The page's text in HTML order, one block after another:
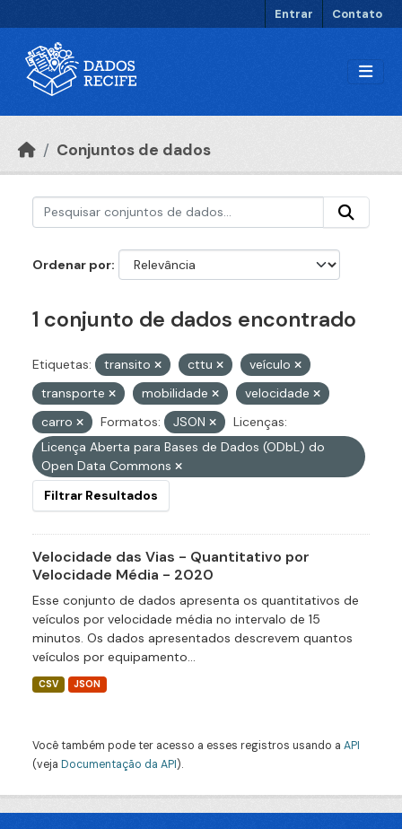
Entrar Contato
Conjuntos de dados
Ordenar por
1 conjunto de dados encontrado
Etiquetas: transito cttu
veículo
transporte
mobilidade
velocidade
carro
Formatos: JSON
Licenças:
Licença Aberta para Bases de Dados (ODbL) do
Open Data Commons
Filtrar Resultados
Velocidade das Vias - Quantitativo por
Velocidade Média - 2020
Esse conjunto de dados apresenta os quantitativos de
veículos por velocidade média no intervalo de 15
minutos. Os dados apresentados descrevem quantos
veículos por equipamento...
CSV JSON
Você também pode ter acesso a esses registros usando a API
(veja Documentação da API).